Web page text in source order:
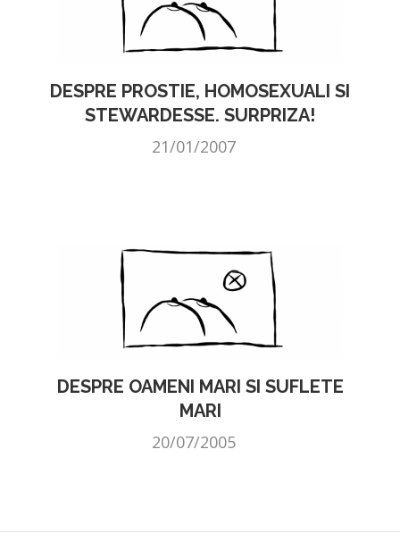
DESPRE PROSTIE, HOMOSEXUALI SI
STEWARDESSE. SURPRIZA!
21/01/2007
DESPRE OAMENI MARI SI SUFLETE
MARI
20/07/2005